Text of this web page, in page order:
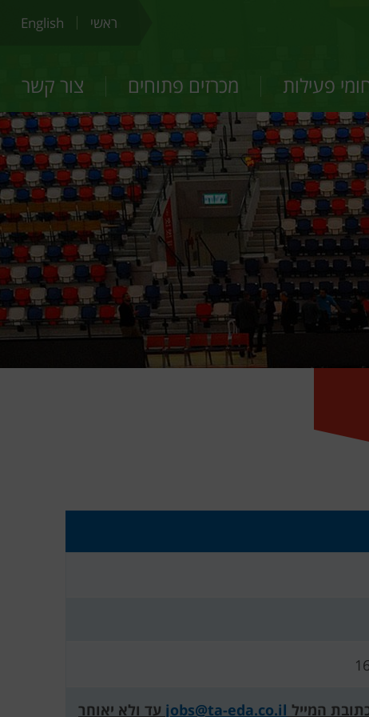
ראשי English
פעילות מכרזים פתוחים צור קשר
המייל jobs@ta-eda.co.il עד ולא יאוחר